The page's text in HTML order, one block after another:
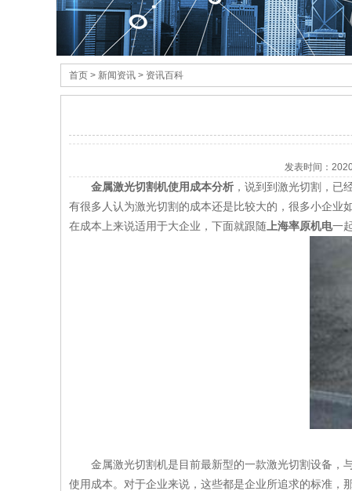
首页 > 新闻资讯 > 资讯百科
发表时间：
金属激光切割机使用成本分析 ，说到到激光切割，已
有很多人认为激光切割的成本还是比较大的，很多小企业
在成本上来说适用于大企业，下面就跟随上海率原机电一
金属激光切割机是目前最新型的一款激光切割设备，
使用成本。对于企业来说，这些都是企业所追求的标准，